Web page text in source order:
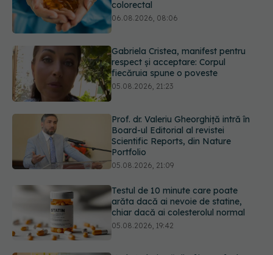
Gabriela Cristea, manifest pentru
respect și acceptare: Corpul
Prof. dr. Valeriu Gheorghiță intră în
Board-ul Editorial al revistei
05.08.2026, 21:09
Testul de 10 minute care poate
arăta dacă ai nevoie de statine,
chiar dacă ai colesterolul normal
Unde trebuie să ții pâinea când
afară este caniculă. Greșeala care o